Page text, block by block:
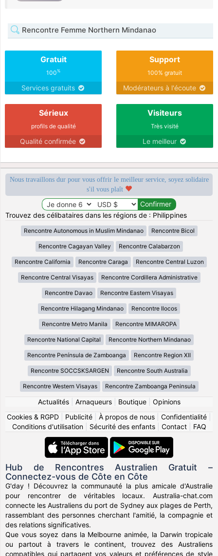
Rencontre Femme Northern Mindanao
Gratuit
100%
Services gratuits
Support
100% gratuit
Modérateurs à l'écoute
Sérieux
profils de qualité
Qualité confirmée
Visiteurs
Très visité
Le meilleur
Nous travaillons dur pour vous offrir le meilleur service, soyez solidaire
s'il vous plaît
Trouvez des célibataires dans les régions de : Philippines
Rencontre Autonomous in Muslim Mindanao Rencontre Bicol
Rencontre Cagayan Valley Rencontre Calabarzon
Rencontre California Rencontre Caraga Rencontre Central Luzon
Rencontre Central Visayas Rencontre Cordillera Administrative
Rencontre Davao Rencontre Eastern Visayas
Rencontre Hilagang Mindanao Rencontre Ilocos
Rencontre Metro Manila Rencontre MIMAROPA
Rencontre National Capital Rencontre Northern Mindanao
Rencontre Península de Zamboanga Rencontre Region XII
Rencontre SOCCSKSARGEN Rencontre South Australia
Rencontre Western Visayas Rencontre Zamboanga Peninsula
Actualités| Arnaqueurs| Boutique| Opinions
Cookies & RGPD
Publicité À propos de nous Confidentialité
Conditions d'utilisation| Sécurité des enfants| Contact| FAQ
Hub de Rencontres Australien Gratuit –
Connectez-vous de Côte en Côte
G'day ! Découvrez la communauté la plus amicale d'Australie
pour rencontrer de véritables locaux. Australia-chat.com
connecte les Australiens du port de Sydney aux plages de Perth,
rassemblant des personnes cherchant l'amitié, la compagnie et
des relations significatives.
Que vous soyez dans la Melbourne animée, la Darwin tropicale
ou partout à travers le continent, trouvez des Australiens
compatibles qui partagent vos valeurs et préférences de style